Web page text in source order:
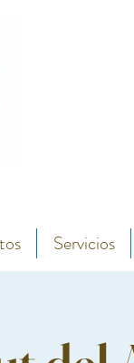
Servicios